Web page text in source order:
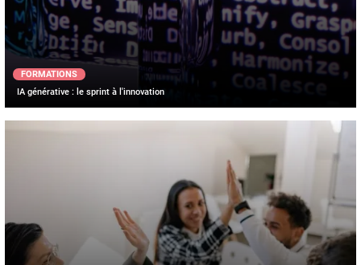
FORMATIONS
IA générative : le sprint à l'innovation